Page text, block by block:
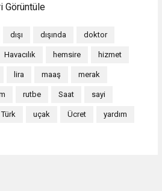
Görüntüle
dışı dışında doktor
Havacılık hemsire hizmet
lira maaş merak
rutbe Saat sayi
Türk uçak Ücret yardım